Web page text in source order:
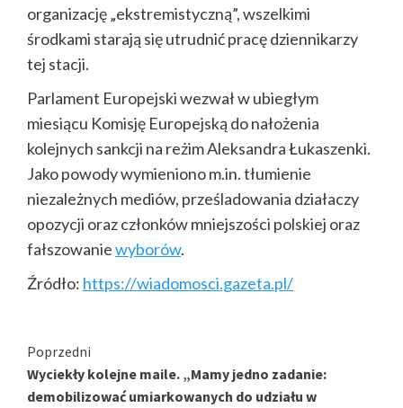
organizację „ekstremistyczną”, wszelkimi
środkami starają się utrudnić pracę dziennikarzy
tej stacji.
Parlament Europejski wezwał w ubiegłym
miesiącu Komisję Europejską do nałożenia
kolejnych sankcji na reżim Aleksandra Łukaszenki.
Jako powody wymieniono m.in. tłumienie
niezależnych mediów, prześladowania działaczy
opozycji oraz członków mniejszości polskiej oraz
fałszowaniewyborów.
Źródło: https://wiadomosci.gazeta.pl/
Kontynuuj
czytanie
Poprzedni
Wyciekły kolejne maile. „Mamy jedno zadanie:
demobilizować umiarkowanych do udziału w